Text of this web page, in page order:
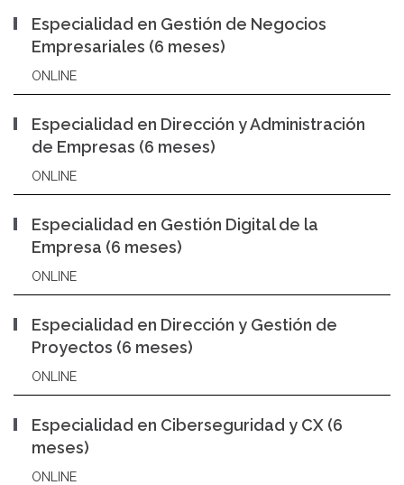
Especialidad en Gestión de Negocios
Empresariales (6 meses)
ONLINE
Especialidad en Dirección y Administración
de Empresas (6 meses)
ONLINE
Especialidad en Gestión Digital de la
Empresa (6 meses)
ONLINE
Especialidad en Dirección y Gestión de
Proyectos (6 meses)
ONLINE
Especialidad en Ciberseguridad y CX (6
meses)
ONLINE